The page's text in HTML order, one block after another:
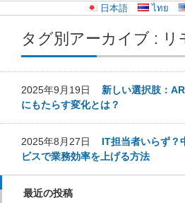
日本語 ไทย
タグ別アーカイブ : リ
2025年9月19日 新しい選択肢：
にもたらす変化とは？
2025年8月27日 IT担当者いらず？
ビスで業務効率を上げる方法
最近の投稿